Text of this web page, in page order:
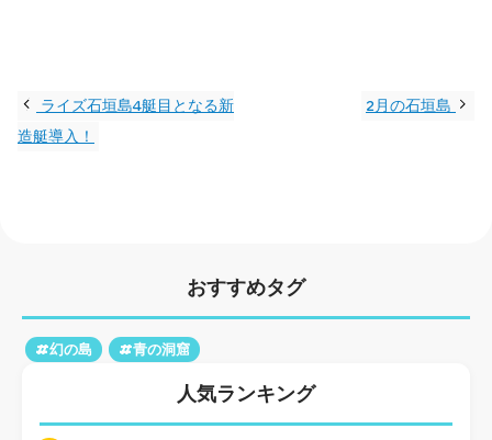
ライズ石垣島4艇目となる新
造艇導入！
2月の石垣島
おすすめタグ
#幻の島 #青の洞窟
人気ランキング